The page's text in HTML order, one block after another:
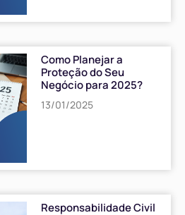
Como Planejar a
Proteção do Seu
Negócio para 2025?
13/01/2025
Responsabilidade Civil